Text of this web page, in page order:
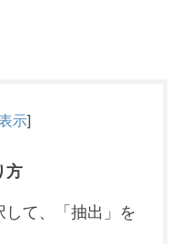
示]
方
て、「抽出」を